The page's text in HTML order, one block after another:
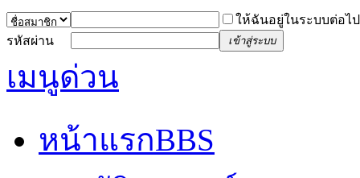
ให้ฉันอยู่ในระบบต่อไป
รหัสผ่าน
เข้าสู่ระบบ
เมนูด่วน
หน้าแรกBBS